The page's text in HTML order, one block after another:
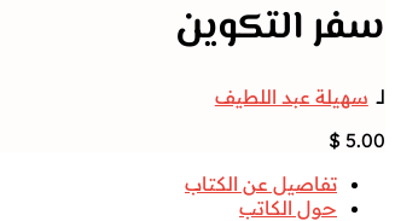
سفر التكوين
لــ سهيلة عبد اللطيف
$ 5.00
تفاصيل عن الكتاب
حول الكاتب